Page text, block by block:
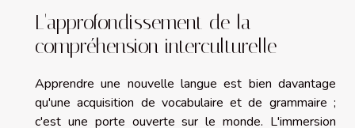
L'approfondissement de la
compréhension interculturelle
Apprendre une nouvelle langue est bien davantage
qu'une acquisition de vocabulaire et de grammaire ;
c'est une porte ouverte sur le monde. L'immersion